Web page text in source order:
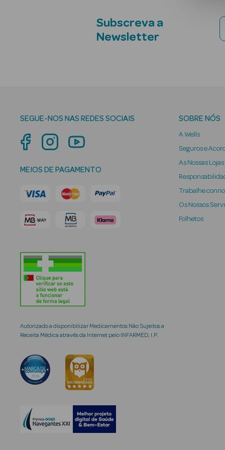
Subscreva a
Newsletter
SEGUE-NOS NAS REDES SOCIAIS
MEIOS DE PAGAMENTO
Autorizado a disponibilizar Medicamentos Não Sujeitos a
Receita Médica através da Internet pelo INFARMED, I.P.
SOBRE NÓS
A Wells
Seguros e
As Nossas Lojas
Trabalhe
Os Nossos
Folhetos